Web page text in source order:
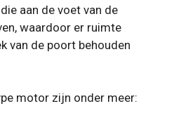
aan de voet van de
waardoor er ruimte
van de poort behouden
motor zijn onder meer: